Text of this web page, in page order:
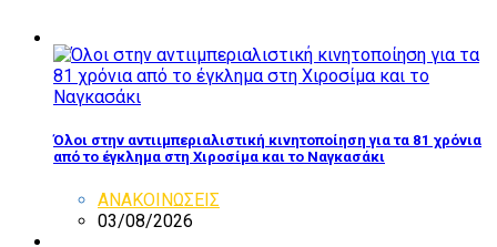
Όλοι στην αντιιμπεριαλιστική κινητοποίηση για τα 81 χρόνια
από το έγκλημα στη Χιροσίμα και το Ναγκασάκι
ΑΝΑΚΟΙΝΩΣΕΙΣ
03/08/2026